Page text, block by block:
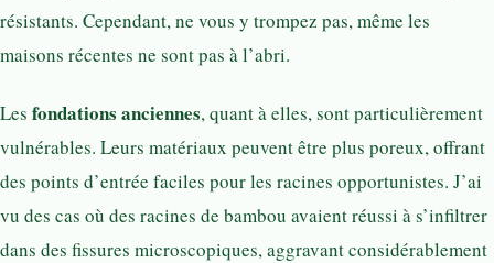
résistants. Cependant, ne vous y trompez pas, même les
maisons récentes ne sont pas à l’abri.
Les fondations anciennes, quant à elles, sont particulièrement
vulnérables. Leurs matériaux peuvent être plus poreux, offrant
des points d’entrée faciles pour les racines opportunistes. J’ai
vu des cas où des racines de bambou avaient réussi à s’infiltrer
dans des fissures microscopiques, aggravant considérablement